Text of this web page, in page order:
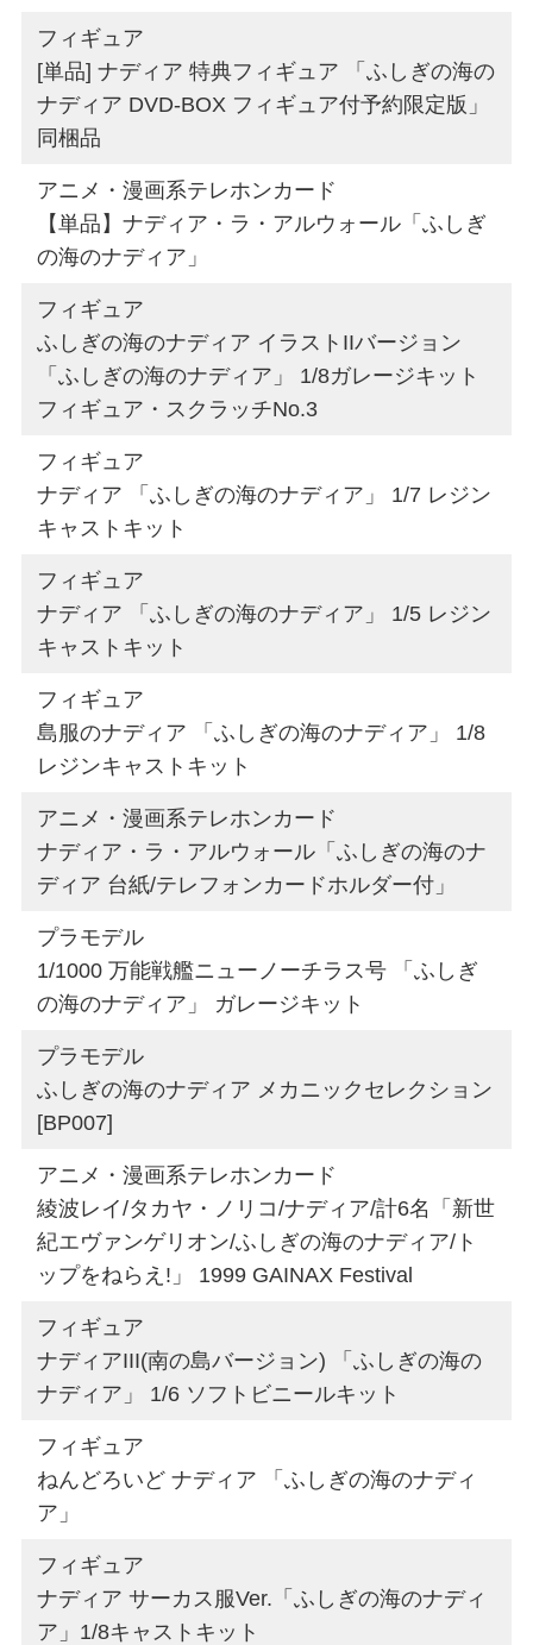
フィギュア
[単品] ナディア 特典フィギュア 「ふしぎの海の
ナディア DVD-BOX フィギュア付予約限定版」
同梱品
アニメ・漫画系テレホンカード
【単品】ナディア・ラ・アルウォール「ふしぎ
の海のナディア」
フィギュア
ふしぎの海のナディア イラストIIバージョン
「ふしぎの海のナディア」 1/8ガレージキット
フィギュア・スクラッチNo.3
フィギュア
ナディア 「ふしぎの海のナディア」 1/7 レジン
キャストキット
フィギュア
ナディア 「ふしぎの海のナディア」 1/5 レジン
キャストキット
フィギュア
島服のナディア 「ふしぎの海のナディア」 1/8
レジンキャストキット
アニメ・漫画系テレホンカード
ナディア・ラ・アルウォール「ふしぎの海のナ
ディア 台紙/テレフォンカードホルダー付」
プラモデル
1/1000 万能戦艦ニューノーチラス号 「ふしぎ
の海のナディア」 ガレージキット
プラモデル
ふしぎの海のナディア メカニックセレクション
[BP007]
アニメ・漫画系テレホンカード
綾波レイ/タカヤ・ノリコ/ナディア/計6名「新世
紀エヴァンゲリオン/ふしぎの海のナディア/ト
ップをねらえ!」 1999 GAINAX Festival
フィギュア
ナディアIII(南の島バージョン) 「ふしぎの海の
ナディア」 1/6 ソフトビニールキット
フィギュア
ねんどろいど ナディア 「ふしぎの海のナディ
ア」
フィギュア
ナディア サーカス服Ver.「ふしぎの海のナディ
ア」1/8キャストキット